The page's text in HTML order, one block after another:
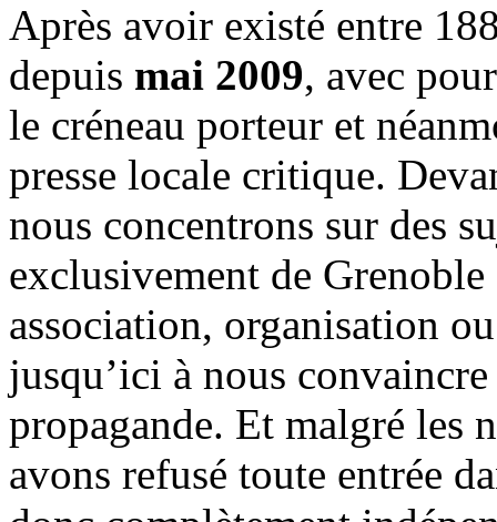
Après avoir existé entre
depuis mai 2009, avec
le créneau porteur et
presse locale critique.
nous concentrons sur des
exclusivement de
association, organisation
jusqu’ici à nous
propagande. Et malgré les
avons refusé toute entrée